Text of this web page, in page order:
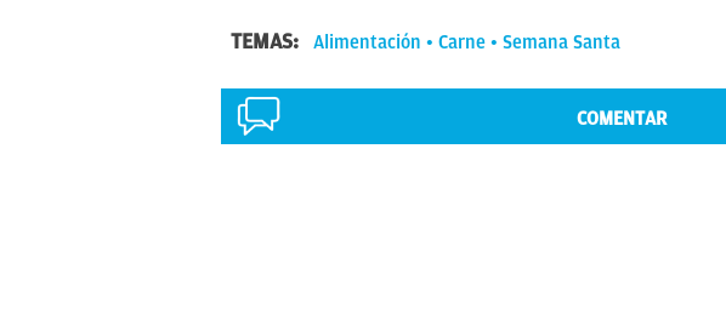
TEMAS: Alimentación Carne Semana Santa
COMENTAR